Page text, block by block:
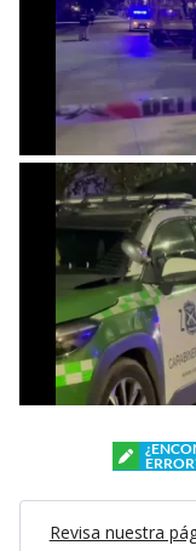
Revisa nuestra